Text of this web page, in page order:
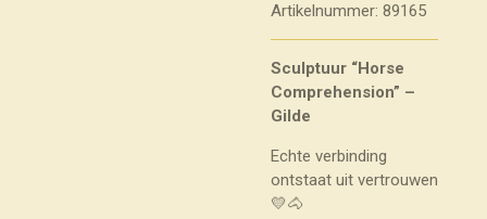
Artikelnummer: 89165
Sculptuur “Horse
Comprehension” –
Gilde
Echte verbinding
ontstaat uit vertrouwen
💛🐴